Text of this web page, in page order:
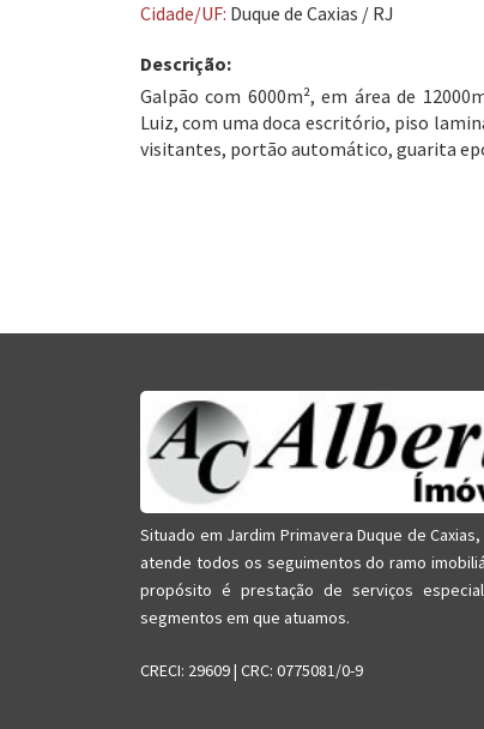
Cidade/UF: Duque de Caxias / RJ
Descrição:
Galpão com 6000m², em área de
Luiz, com uma doca escritório, piso
visitantes, portão automático, guarita
Situado em Jardim Primavera Duque de Caxias,
atende todos os seguimentos do ramo
propósito é prestação de serviços
segmentos em que atuamos.
CRECI: 29609 | CRC: 0775081/0-9